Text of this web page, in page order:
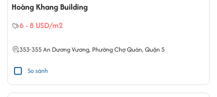
Hoàng Khang Building
6 - 8 USD/m2
353-355An Dương Vương, Phường Chợ Quán, Quận 5
So sánh